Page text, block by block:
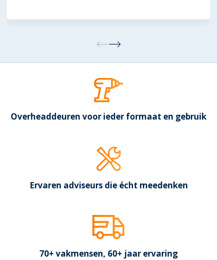
Overheaddeuren voor ieder formaat en gebruik
Ervaren adviseurs die écht meedenken
70+ vakmensen, 60+ jaar ervaring